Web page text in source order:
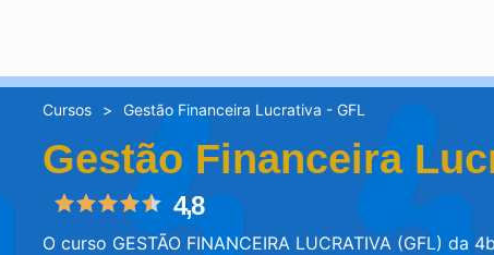
Cursos > Gestão Financeira Lucrativa - GFL
Gestão Financeira
4,8
O curso GESTÃO FINANCEIRA LUCRATIVA (GFL) da